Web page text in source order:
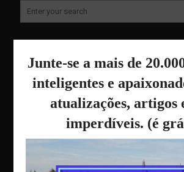
Categorias
Transforme sua viagem em Portugal em um